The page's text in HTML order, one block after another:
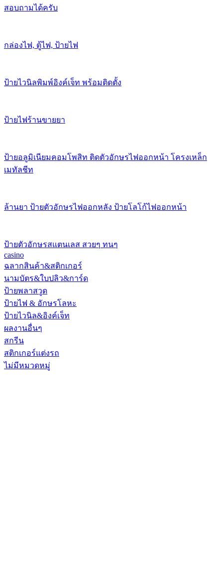
สอบถามได้ครับ
กล่องไฟ, ตู้ไฟ, ป้ายไฟ
ป้ายไวนิลพิมพ์อิงค์เจ็ท พร้อมติดตั้ง
ป้ายไฟร้านขายยา
ป้ายอลูมิเนียมคอมโพสิท ติดตัวอักษรไฟออกหน้า โครงเหล็ก
เมทัลชีท
ล้านยา ป้ายตัวอักษรไฟออกหลัง ป้ายโลโก้ไฟออกหน้า
ป้ายตัวอักษรสแตนเลส สวยๆ ทนๆ
casino
ฉลากสินค้า&สติกเกอร์
นามบัตร&ใบปลิว&การ์ด
ป้ายพลาสวูด
ป้ายไฟ & อักษรโลหะ
ป้ายไวนิล&อิงค์เจ็ท
ผลงานอื่นๆ
สกรีน
สติกเกอร์แต่งรถ
ไม่มีหมวดหมู่